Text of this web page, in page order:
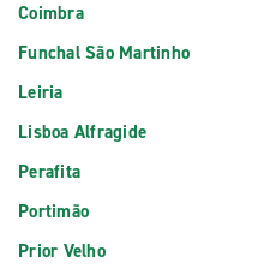
Coimbra
Funchal São Martinho
Leiria
Lisboa Alfragide
Perafita
Portimão
Prior Velho